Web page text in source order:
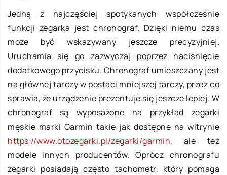
Jedną z najczęściej spotykanych współcześnie
funkcji zegarka jest chronograf. Dzięki niemu czas
może być wskazywany jeszcze precyzyjniej.
Uruchamia się go zazwyczaj poprzez naciśnięcie
dodatkowego przycisku. Chronograf umieszczany jest
na głównej tarczy w postaci mniejszej tarczy, przez co
sprawia, że urządzenie prezentuje się jeszcze lepiej. W
chronograf są wyposażone na przykład zegarki
męskie marki Garmin takie jak dostępne na witrynie
https://www.otozegarki.pl/zegarki/garmin, ale też
modele innych producentów. Oprócz chronografu
zegarki posiadają często tachometr, który pomaga